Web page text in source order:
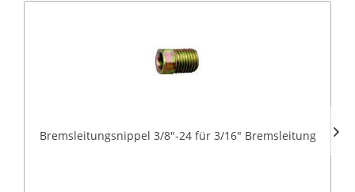
Bremsleitungsnippel 3/8"-24 für 3/16" Bremsleitung